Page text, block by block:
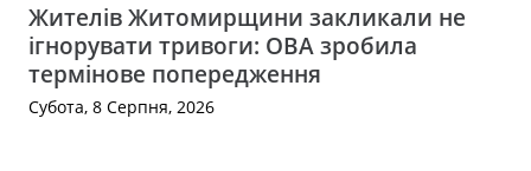
Жителів Житомирщини закликали не
ігнорувати тривоги: ОВА зробила
термінове попередження
Субота, 8 Серпня, 2026